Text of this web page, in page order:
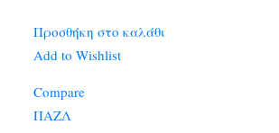
Προσθήκη στο καλάθι
Add to Wishlist
Compare
ΠΑΖΛ